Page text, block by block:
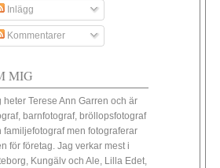
Inlägg
Kommentarer
MIG
heter Terese Ann Garren och är
barnfotograf, bröllopsfotograf
familjefotograf men fotograferar
för företag. Jag verkar mest i
Kungälv och Ale, Lilla Edet,